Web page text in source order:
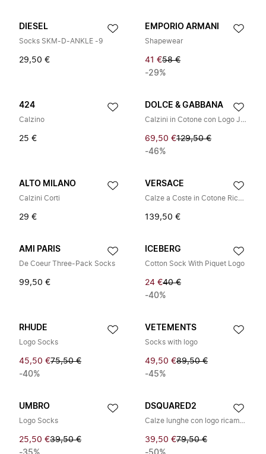
DIESEL
Socks SKM-D-ANKLE -9
29,50 €
EMPORIO ARMANI
Shapewear
41 €58 €
-29%
424
Calzino
25 €
DOLCE & GABBANA
Calzini in Cotone con Logo Jacquard
69,50 €129,50 €
-46%
ALTO MILANO
Calzini Corti
29 €
VERSACE
Calze a Coste in Cotone Ricamate
139,50 €
AMI PARIS
De Coeur Three-Pack Socks
99,50 €
ICEBERG
Cotton Sock With Piquet Logo
24 €40 €
-40%
RHUDE
Logo Socks
45,50 €75,50 €
-40%
VETEMENTS
Socks with logo
49,50 €89,50 €
-45%
UMBRO
Logo Socks
25,50 €39,50 €
DSQUARED2
Calze lunghe con logo ricamato
39,50 €79,50 €